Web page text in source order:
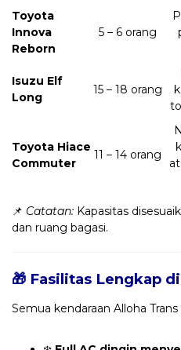
Toyota
Innova
Reborn
5 – 6 orang
Isuzu Elf
Long
15 – 18 orang
Toyota Hiace
Commuter
11 – 14 orang
📌 Catatan: Kapasitas
dan ruang bagasi.
🎁 Fasilitas Lengkap
Semua kendaraan Alloha